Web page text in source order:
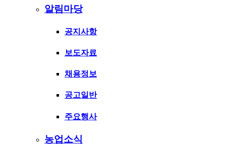
알림마당
공지사항
보도자료
채용정보
공고일반
주요행사
농업소식